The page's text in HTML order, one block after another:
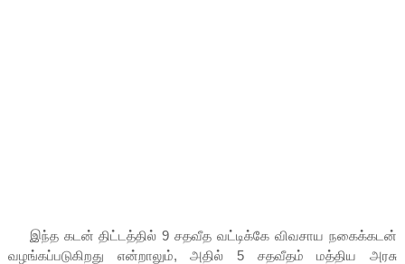
இந்த கடன் திட்டத்தில் 9 சதவீத வட்டிக்கே விவசாய நகைக்கடன்
வழங்கப்படுகிறது என்றாலும், அதில் 5 சதவீதம் மத்திய அரசு